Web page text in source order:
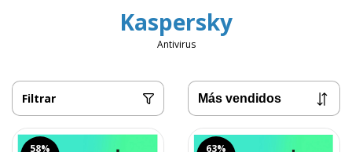
Kaspersky
Antivirus
Filtrar
58%
63%